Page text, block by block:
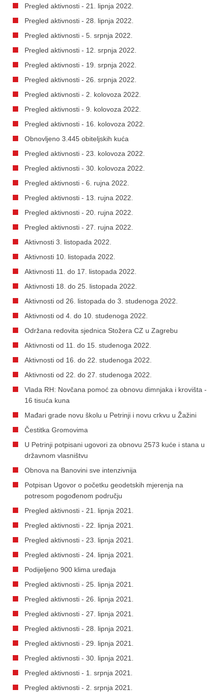
Pregled aktivnosti - 21. lipnja 2022.
Pregled aktivnosti - 28. lipnja 2022.
Pregled aktivnosti - 5. srpnja 2022.
Pregled aktivnosti - 12. srpnja 2022.
Pregled aktivnosti - 19. srpnja 2022.
Pregled aktivnosti - 26. srpnja 2022.
Pregled aktivnosti - 2. kolovoza 2022.
Pregled aktivnosti - 9. kolovoza 2022.
Pregled aktivnosti - 16. kolovoza 2022.
Obnovljeno 3.445 obiteljskih kuća
Pregled aktivnosti - 23. kolovoza 2022.
Pregled aktivnosti - 30. kolovoza 2022.
Pregled aktivnosti - 6. rujna 2022.
Pregled aktivnosti - 13. rujna 2022.
Pregled aktivnosti - 20. rujna 2022.
Pregled aktivnosti - 27. rujna 2022.
Aktivnosti 3. listopada 2022.
Aktivnosti 10. listopada 2022.
Aktivnosti 11. do 17. listopada 2022.
Aktivnosti 18. do 25. listopada 2022.
Aktivnosti od 26. listopada do 3. studenoga 2022.
Aktivnosti od 4. do 10. studenoga 2022.
Održana redovita sjednica Stožera CZ u Zagrebu
Aktivnosti od 11. do 15. studenoga 2022.
Aktivnosti od 16. do 22. studenoga 2022.
Aktivnosti od 22. do 27. studenoga 2022.
Vlada RH: Novčana pomoć za obnovu dimnjaka i krovišta -
16 tisuća kuna
Mađari grade novu školu u Petrinji i novu crkvu u Žažini
Čestitka Gromovima
U Petrinji potpisani ugovori za obnovu 2573 kuće i stana u
državnom vlasništvu
Obnova na Banovini sve intenzivnija
Potpisan Ugovor o početku geodetskih mjerenja na
potresom pogođenom području
Pregled aktivnosti - 21. lipnja 2021.
Pregled aktivnosti - 22. lipnja 2021.
Pregled aktivnosti - 23. lipnja 2021.
Pregled aktivnosti - 24. lipnja 2021.
Podijeljeno 900 klima uređaja
Pregled aktivnosti - 25. lipnja 2021.
Pregled aktivnosti - 26. lipnja 2021.
Pregled aktivnosti - 27. lipnja 2021.
Pregled aktivnosti - 28. lipnja 2021.
Pregled aktivnosti - 29. lipnja 2021.
Pregled aktivnosti - 30. lipnja 2021.
Pregled aktivnosti - 1. srpnja 2021.
Pregled aktivnosti - 2. srpnja 2021.